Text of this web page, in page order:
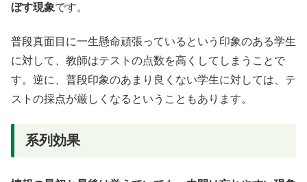
ぼす現象です。
普段真面目に一生懸命頑張っているという印象のある学生
に対して、教師はテストの点数を高くしてしまうことで
す。逆に、普段印象のあまり良くない学生に対しては、テ
ストの採点が厳しくなるということもあります。
系列効果